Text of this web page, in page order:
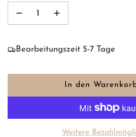
Bearbeitungszeit 5-7 Tage
In den
a
e
Weitere